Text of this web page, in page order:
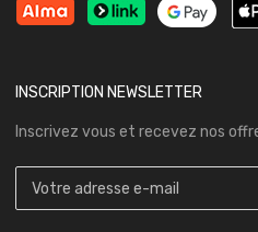
INSCRIPTION NEWSLETTER
Inscrivez vous et recevez nos